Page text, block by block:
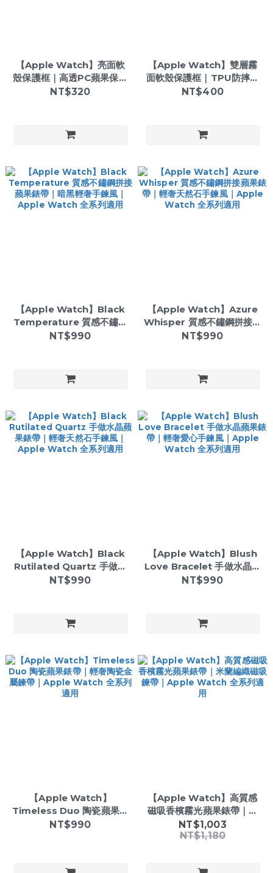
【Apple Watch】亮面軟
殼保護框｜高透PC蘋果保護
殼｜Apple Watch 專用防
NT$320
【Apple Watch】雙層霧
面軟殼保護框｜TPU防摔蘋
果保護殼｜Apple Watch
NT$400
【Apple Watch】Black
Temperature 質感不鏽鋼
拼接蘋果錶帶｜暗黑輕奢手
NT$990
【Apple Watch】Azure
Whisper 質感不鏽鋼拼接蘋
果錶帶｜輕奢天然石手鍊風
NT$990
【Apple Watch】Black
Rutilated Quartz 手做水
晶蘋果錶帶｜輕奢天然石手
NT$990
【Apple Watch】Blush
Love Bracelet 手做水晶蘋
果錶帶｜輕奢愛心手鍊風｜
NT$990
【Apple Watch】
Timeless Duo 陶瓷蘋果錶
帶｜輕奢陶瓷金屬鍊帶｜
NT$990
【Apple Watch】高質感
磁吸香檳霧光蘋果錶帶｜米
蘭編織磁吸鍊帶｜Apple
Watch 全系列適用
NT$1,003
NT$1,180